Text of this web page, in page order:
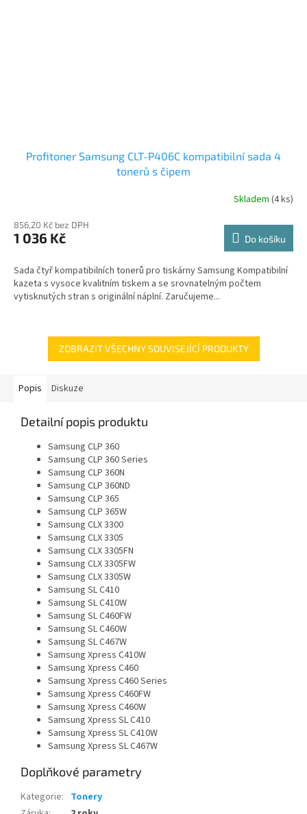
Profitoner Samsung CLT-P406C kompatibilní sada 4
tonerů s čipem
Skladem (4 ks)
856,20 Kč bez DPH
1 036 Kč Do košíku
Sada čtyř kompatibilních tonerů pro tiskárny Samsung Kompatibilní
kazeta s vysoce kvalitním tiskem a se srovnatelným počtem
vytisknutých stran s originální náplní. Zaručujeme...
ZOBRAZIT VŠECHNY SOUVISEJÍCÍ PRODUKTY
Popis Diskuze
Detailní popis produktu
Samsung CLP 360
Samsung CLP 360 Series
Samsung CLP 360N
Samsung CLP 360ND
Samsung CLP 365
Samsung CLP 365W
Samsung CLX 3300
Samsung CLX 3305
Samsung CLX 3305FN
Samsung CLX 3305FW
Samsung CLX 3305W
Samsung SL C410
Samsung SL C410W
Samsung SL C460FW
Samsung SL C460W
Samsung SL C467W
Samsung Xpress C410W
Samsung Xpress C460
Samsung Xpress C460 Series
Samsung Xpress C460FW
Samsung Xpress C460W
Samsung Xpress SL C410
Samsung Xpress SL C410W
Samsung Xpress SL C467W
Doplňkové parametry
Kategorie: Tonery